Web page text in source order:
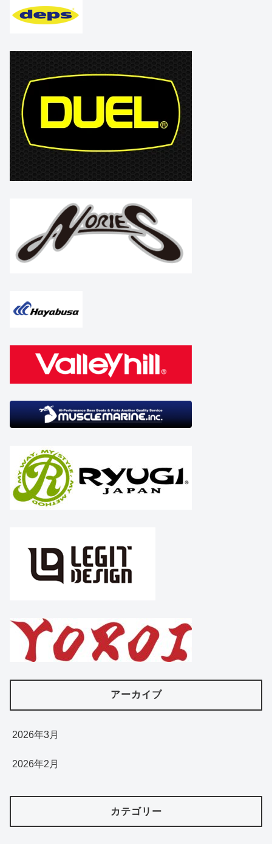
アーカイブ
2026年3月
2026年2月
カテゴリー